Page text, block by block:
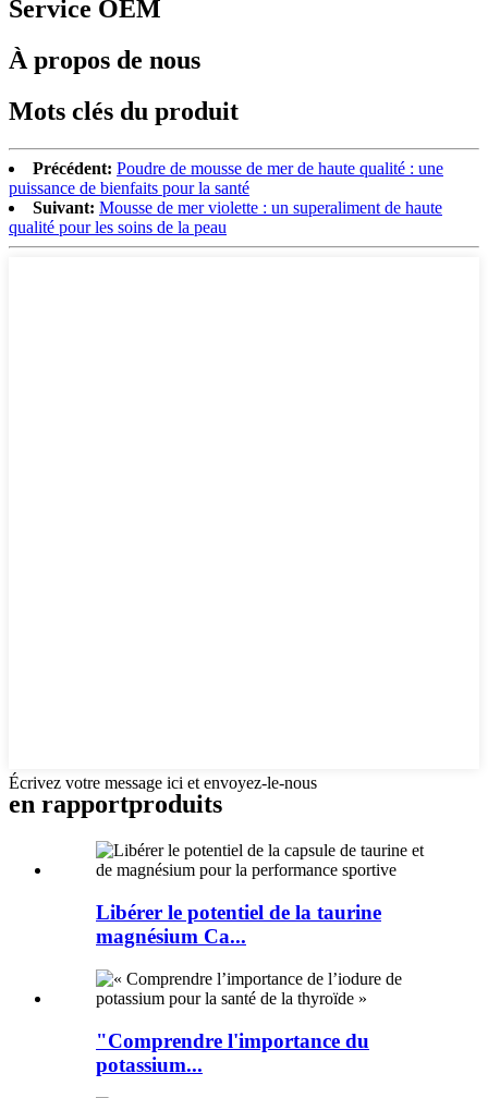
Service OEM
À propos de nous
Mots clés du produit
Précédent: Poudre de mousse de mer de haute qualité : une
puissance de bienfaits pour la santé
Suivant: Mousse de mer violette : un superaliment de haute
qualité pour les soins de la peau
Écrivez votre message ici et envoyez-le-nous
en rapportproduits
Libérer le potentiel de la taurine
magnésium Ca...
"Comprendre l'importance du
potassium...